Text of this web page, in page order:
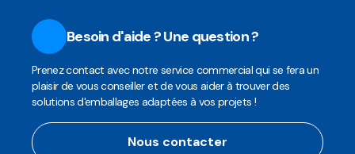
Besoin d'aide ? Une question ?
Prenez contact avec notre service commercial qui se fera un
plaisir de vous conseiller et de vous aider à trouver des
solutions d'emballages adaptées à vos projets !
Nous contacter